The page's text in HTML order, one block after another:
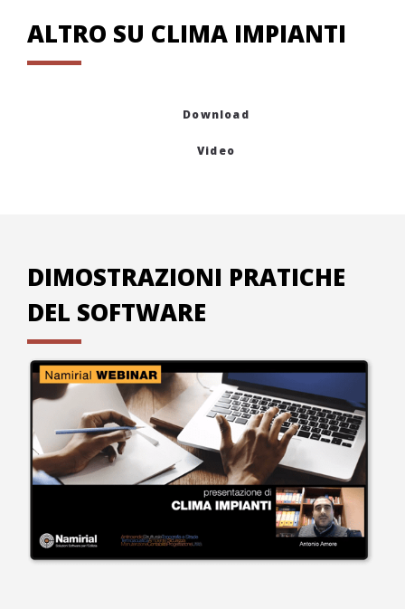
ALTRO SU CLIMA IMPIANTI
Download
Video
DIMOSTRAZIONI PRATICHE
DEL SOFTWARE